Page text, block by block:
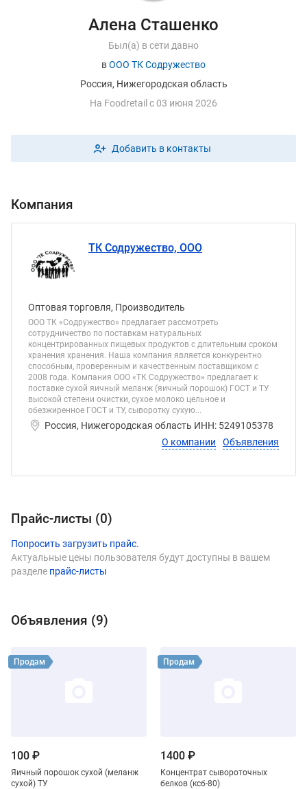
Алена Сташенко
Был(а) в сети давно
вООО ТК Содружество
Россия, Нижегородская область
На Foodretail с 03 июня 2026
Добавить в контакты
Компания
ТК Содружество, ООО
Оптовая торговля, Производитель
ООО ТК «Содружество» предлагает рассмотреть
сотрудничество по поставкам натуральных
концентрированных пищевых продуктов с длительным сроком
хранения хранения. Наша компания является конкурентно
способным, проверенным и качественным поставщиком c
2008 года. Компания ООО «ТК Содружество» предлагает к
поставке сухой яичный меланж (яичный порошок) ГОСТ и ТУ
высокой степени очистки, сухое молоко цельное и
обезжиренное ГОСТ и ТУ, сыворотку сухую...
Россия, Нижегородская область ИНН: 5249105378
О компании
Объявления
Прайс-листы (0)
Попросить загрузить прайс.
Актуальные цены пользователя будут доступны в вашем
разделе прайс-листы
Объявления (9)
Виды продукции ТК Содружество
100 ₽
Яичный порошок сухой (меланж
сухой) ТУ
Смотреть объявление
Продам
1400 ₽
Концентрат сывороточных
белков (ксб-80)
Смотреть объявление
Продам